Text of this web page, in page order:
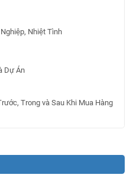
Nhiệt Tình
Dự Án
Trong và Sau Khi Mua Hàng